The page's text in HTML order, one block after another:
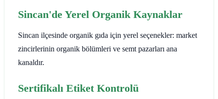
Sincan'de Yerel Organik Kaynaklar
Sincan ilçesinde organik gıda için yerel seçenekler: market
zincirlerinin organik bölümleri ve semt pazarları ana
kanaldır.
Sertifikalı Etiket Kontrolü